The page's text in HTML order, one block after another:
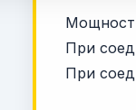
При
При